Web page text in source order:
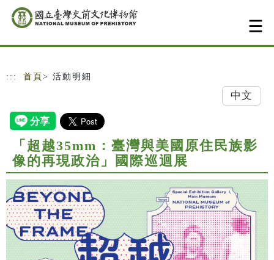
跳到主要內容
網站導覽
::: 首頁 > 活動明細
中文
「超越35mm：臺灣與美國原住民族影
像的再現政治」國際巡迴展